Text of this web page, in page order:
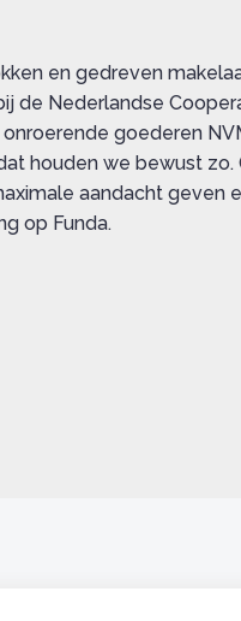
en gedreven
de Nederlandse
goederen
houden we bewust zo.
aandacht geven
op Funda.